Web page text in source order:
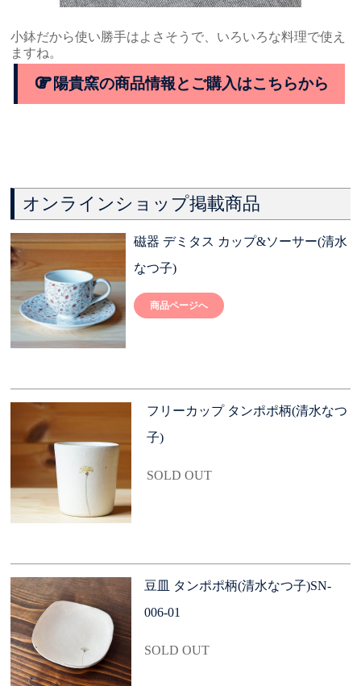
小鉢だから使い勝手はよさそうで、いろいろな料理で使え
ますね。
陽貴窯の商品情報とご購入はこちらから
オンラインショップ掲載商品
磁器 デミタス カップ&ソーサー(清水
なつ子)
商品ページへ
フリーカップ タンポポ柄(清水なつ
子)
SOLD OUT
豆皿 タンポポ柄(清水なつ子)SN-
006-01
SOLD OUT